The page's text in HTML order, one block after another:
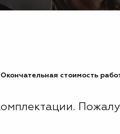
стоимость